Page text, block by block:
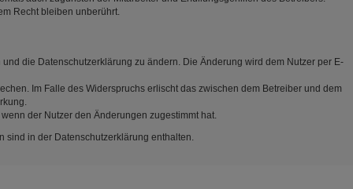
Recht bleiben unberührt.
die Datenschutzerklärung zu ändern. Die Änderung wird dem Nutzer per E-
Im Falle des Widerspruchs erlischt das zwischen dem Betreiber und dem
der Nutzer den Änderungen zugestimmt hat.
in der Datenschutzerklärung enthalten.